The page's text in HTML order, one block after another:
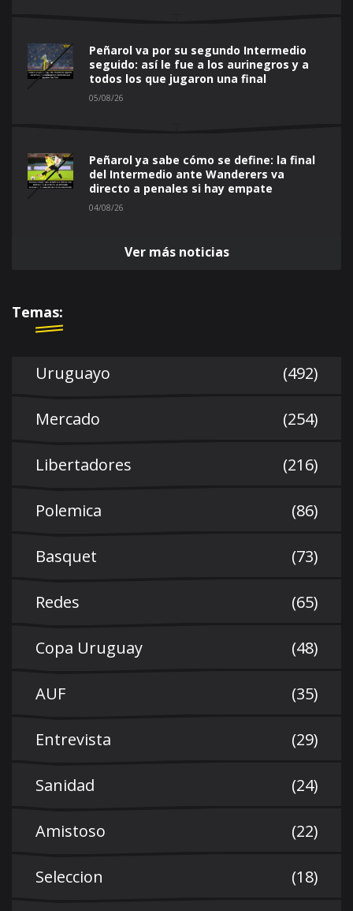
Peñarol va por su segundo Intermedio
seguido: así le fue a los aurinegros y a
todos los que jugaron una final
05/08/26
Peñarol ya sabe cómo se define: la final
del Intermedio ante Wanderers va
directo a penales si hay empate
04/08/26
Ver más noticias
Temas:
Uruguayo (492)
Mercado (254)
Libertadores (216)
Polemica (86)
Basquet (73)
Redes (65)
Copa Uruguay (48)
AUF (35)
Entrevista (29)
Sanidad (24)
Amistoso (22)
Seleccion (18)